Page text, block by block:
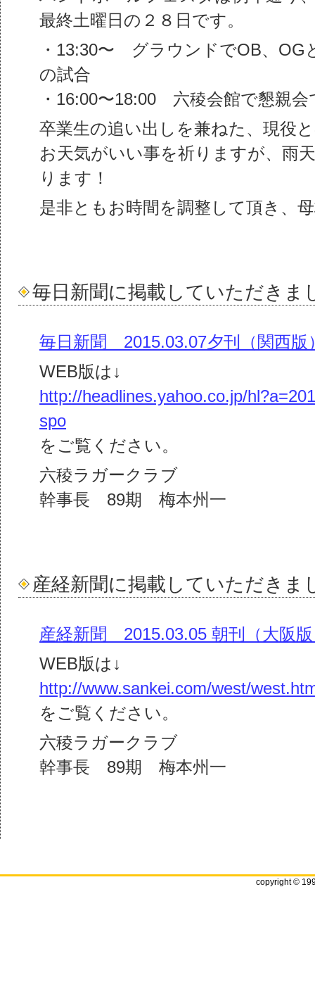
最終土曜日の２８日です。
・13:30〜 グラウンドでOB、OG
の試合
・16:00〜18:00 六稜会館で懇親会
卒業生の追い出しを兼ねた、現役
お天気がいい事を祈りますが、雨
ります！
是非ともお時間を調整して頂き、
毎日新聞に掲載していただきま
毎日新聞 2015.03.07夕刊（関西版
WEB版は↓
http://headlines.yahoo.co.jp/
spo
をご覧ください。
六稜ラガークラブ
幹事長 89期 梅本州一
産経新聞に掲載していただきま
産経新聞 2015.03.05 朝刊（大阪
WEB版は↓
http://www.sankei.com/west/
をご覧ください。
六稜ラガークラブ
幹事長 89期 梅本州一
copyright ©